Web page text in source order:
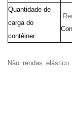
Quantidade de
carga do
contêiner:
Não rendas elástico